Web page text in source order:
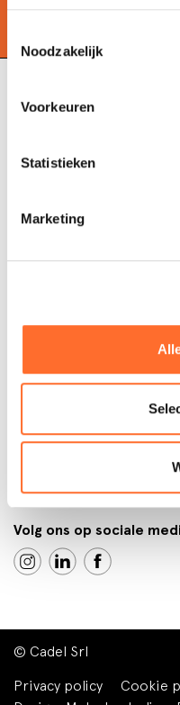
Noodzakelijk
Voorkeuren
Statistieken
Marketing
Via Martiri della Libertà,
Treviso, Italy
Gekanaliseerd
Inbouw pelletkachel
Fornuizen
Volg ons op sociale
© Cadel Srl
Privacy policy
Cookie